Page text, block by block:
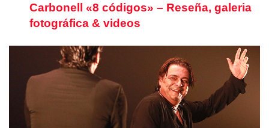
Carbonell «8 códigos» – Reseña, galeria
fotográfica & videos